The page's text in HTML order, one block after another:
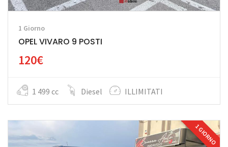
1 Giorno
OPEL VIVARO 9 POSTI
120€
1 499 cc Diesel ILLIMITATI
1 GIORNO